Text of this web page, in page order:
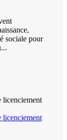
sociale pour
licenciement
licenciement